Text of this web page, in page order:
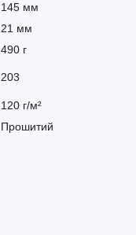
145 мм
21 мм
490 г
203
120 г/м²
Прошитий